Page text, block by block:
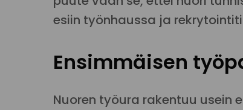
esiin työnhaussa ja
Ensimmäisen
Nuoren työura rakentuu usein